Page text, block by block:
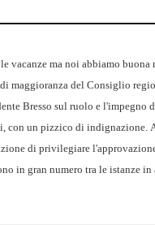
vacanze ma noi abbiamo
di maggioranza del Consiglio
Bresso sul ruolo e
con un pizzico di indignazione.
di privilegiare
in gran numero tra le istanze